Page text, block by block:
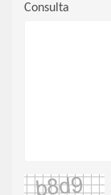
Consulta